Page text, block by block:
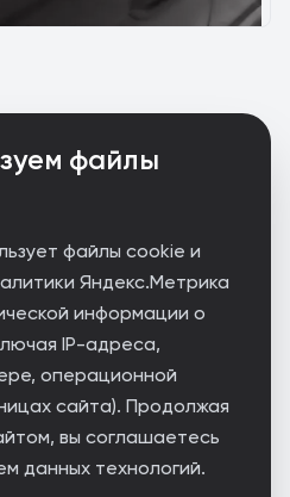
файлы
файлы cookie и
Яндекс.Метрика
информации о
IP-адреса,
операционной
сайта). Продолжая
вы соглашаетесь
данных технологий.